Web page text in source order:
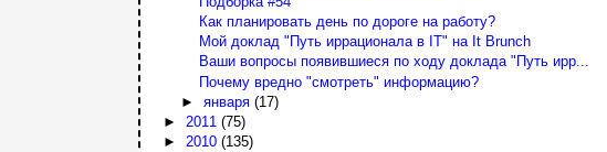
Как планировать день по дороге на работу?
Мой доклад "Путь иррационала в IT" на It Brunch
Ваши вопросы появившиеся по ходу доклада "Путь ирр...
Почему вредно "смотреть" информацию?
► января (17)
►2011(75)
►2010(135)